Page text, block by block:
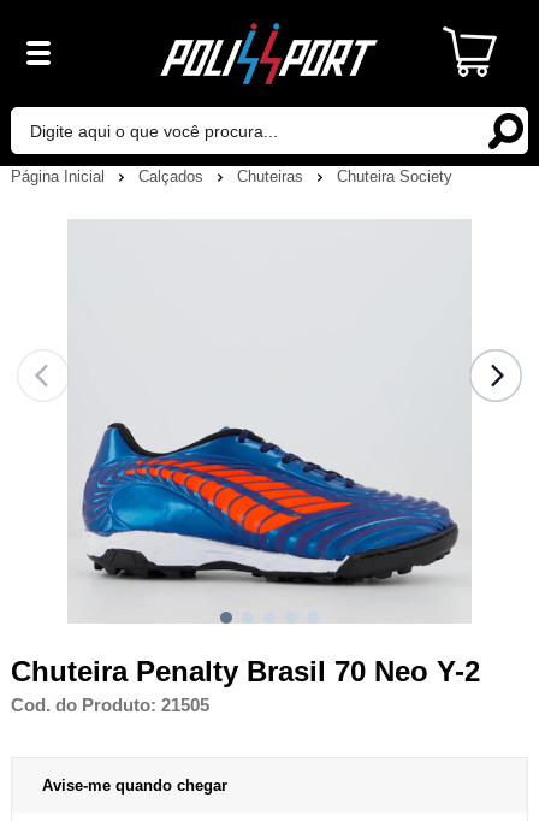
Página Inicial Calçados Chuteiras Chuteira Society
Chuteira Penalty Brasil 70 Neo Y-2
Cod. do Produto: 21505
Avise-me quando chegar